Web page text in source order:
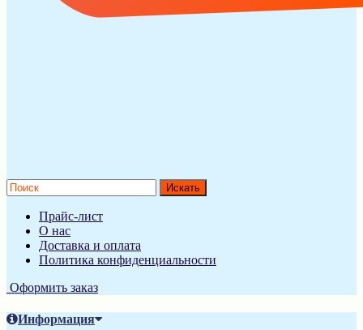
Прайс-лист
О нас
Доставка и оплата
Политика конфиденциальности
Оформить заказ
Информация